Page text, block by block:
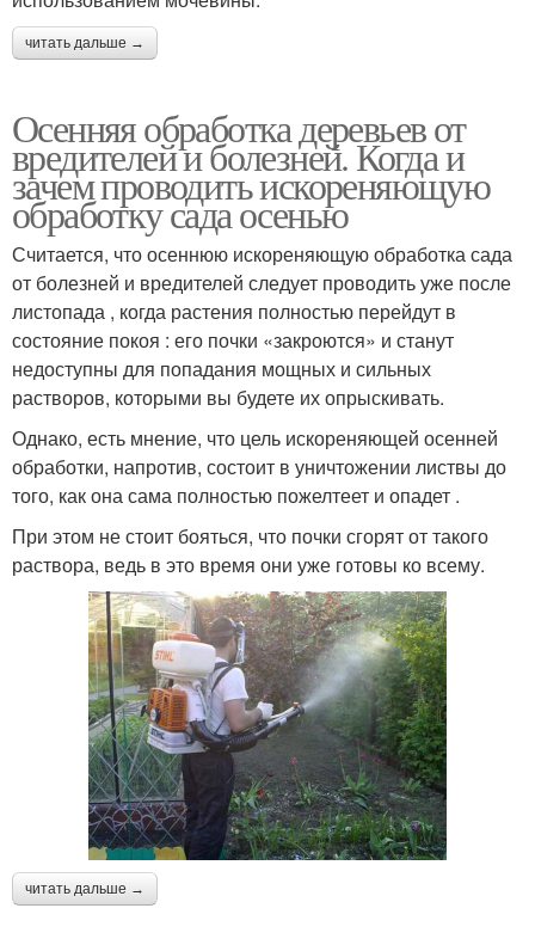
читать дальше →
Осенняя обработка деревьев от
вредителей и болезней. Когда и
зачем проводить искореняющую
обработку сада осенью
Считается, что осеннюю искореняющую обработка сада
от болезней и вредителей следует проводить уже после
листопада , когда растения полностью перейдут в
состояние покоя : его почки «закроются» и станут
недоступны для попадания мощных и сильных
растворов, которыми вы будете их опрыскивать.
Однако, есть мнение, что цель искореняющей осенней
обработки, напротив, состоит в уничтожении листвы до
того, как она сама полностью пожелтеет и опадет .
При этом не стоит бояться, что почки сгорят от такого
раствора, ведь в это время они уже готовы ко всему.
читать дальше →